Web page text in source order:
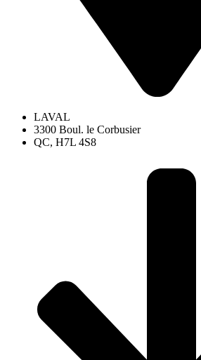
LAVAL
3300 Boul. le Corbusier
QC, H7L 4S8